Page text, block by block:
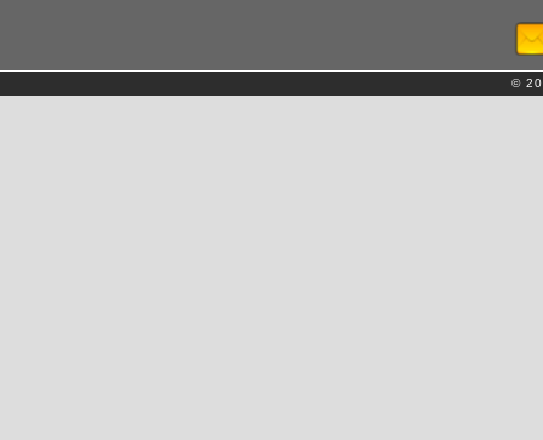
©